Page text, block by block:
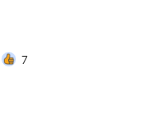
7